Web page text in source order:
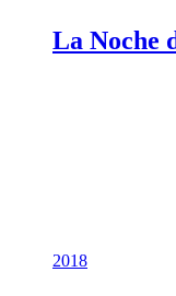
La Noche
2018